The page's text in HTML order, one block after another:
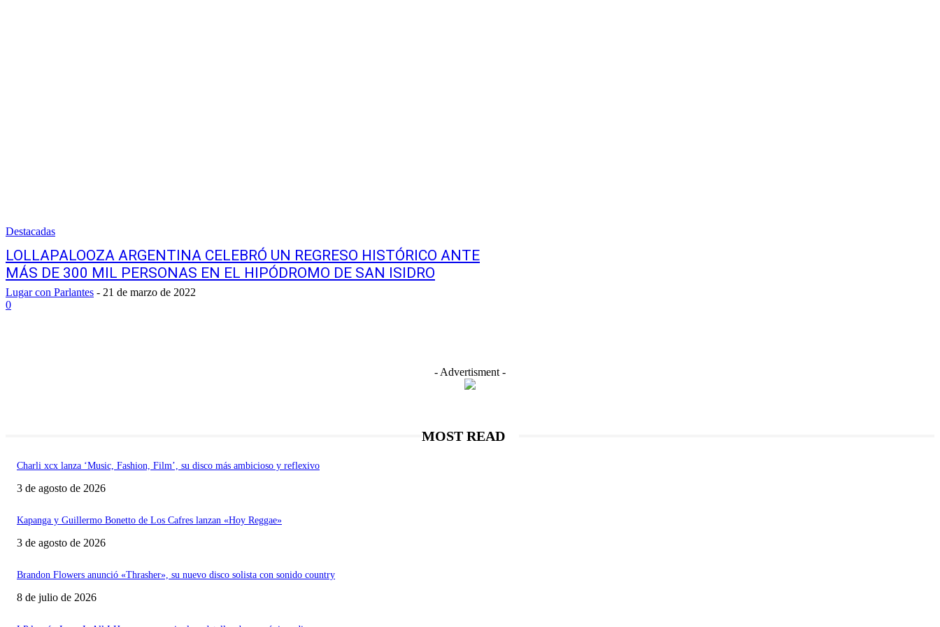
Destacadas
LOLLAPALOOZA ARGENTINA CELEBRÓ UN REGRESO HISTÓRICO ANTE
MÁS DE 300 MIL PERSONAS EN EL HIPÓDROMO DE SAN ISIDRO
Lugar con Parlantes - 21 de marzo de 2022
0
- Advertisment -
MOST READ
Charli xcx lanza ‘Music, Fashion, Film’, su disco más ambicioso y reflexivo
3 de agosto de 2026
Kapanga y Guillermo Bonetto de Los Cafres lanzan «Hoy Reggae»
3 de agosto de 2026
Brandon Flowers anunció «Thrasher», su nuevo disco solista con sonido country
8 de julio de 2026